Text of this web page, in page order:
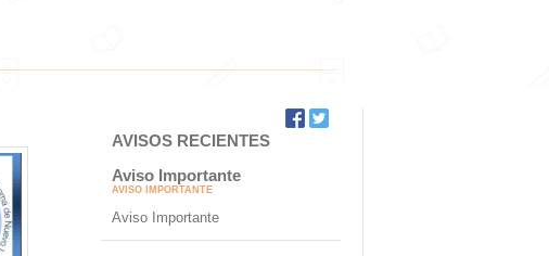
AVISOS RECIENTES
Aviso Importante
AVISO IMPORTANTE
Aviso Importante